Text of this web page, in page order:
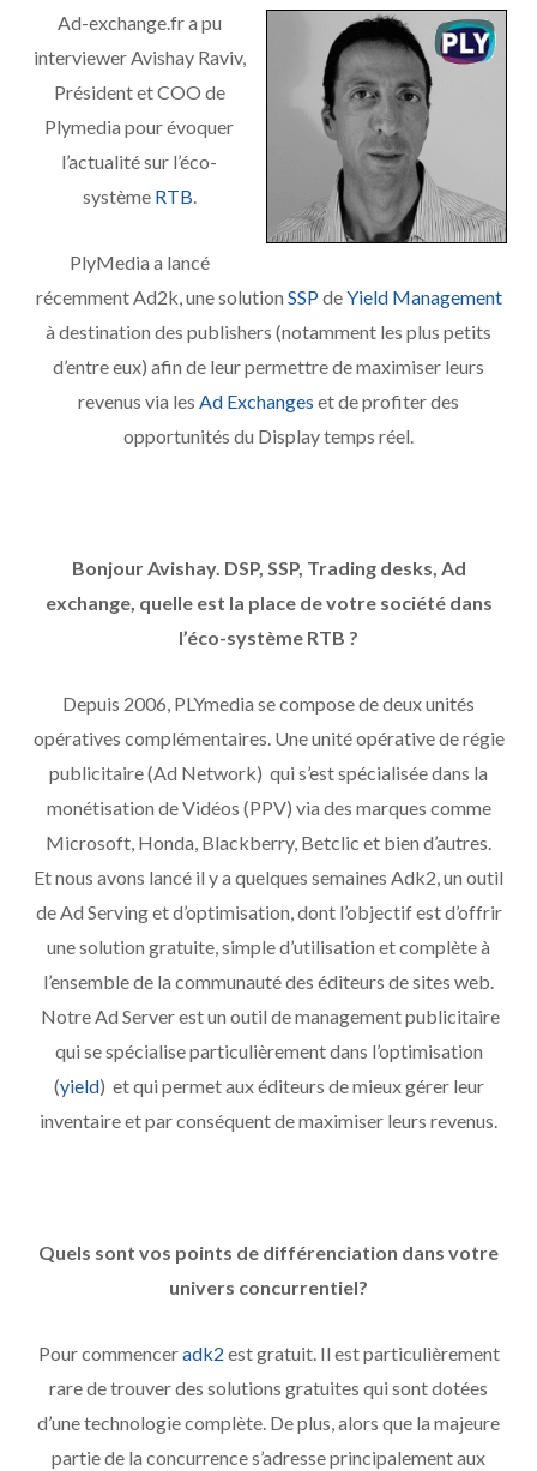
Ad-exchange.fr a pu
interviewer Avishay Raviv,
Président et COO de
Plymedia pour évoquer
l’actualité sur l’éco-
système RTB.
PlyMedia a lancé
récemment Ad2k, une solution SSPdeYield Management
à destination des publishers (notamment les plus petits
d’entre eux) afin de leur permettre de maximiser leurs
revenus via les Ad Exchanges et de profiter des
opportunités du Display temps réel.
Bonjour Avishay. DSP, SSP, Trading desks, Ad
exchange, quelle est la place de votre société dans
l’éco-système RTB ?
Depuis 2006, PLYmedia se compose de deux unités
opératives complémentaires. Une unité opérative de régie
publicitaire (Ad Network) qui s’est spécialisée dans la
monétisation de Vidéos (PPV) via des marques comme
Microsoft, Honda, Blackberry, Betclic et bien d’autres.
Et nous avons lancé il y a quelques semaines Adk2, un outil
de Ad Serving et d’optimisation, dont l’objectif est d’offrir
une solution gratuite, simple d’utilisation et complète à
l’ensemble de la communauté des éditeurs de sites web.
Notre Ad Server est un outil de management publicitaire
qui se spécialise particulièrement dans l’optimisation
(yield) et qui permet aux éditeurs de mieux gérer leur
inventaire et par conséquent de maximiser leurs revenus.
Quels sont vos points de différenciation dans votre
univers concurrentiel?
Pour commenceradk2 est gratuit. Il est particulièrement
rare de trouver des solutions gratuites qui sont dotées
d’une technologie complète. De plus, alors que la majeure
partie de la concurrence s’adresse principalement aux